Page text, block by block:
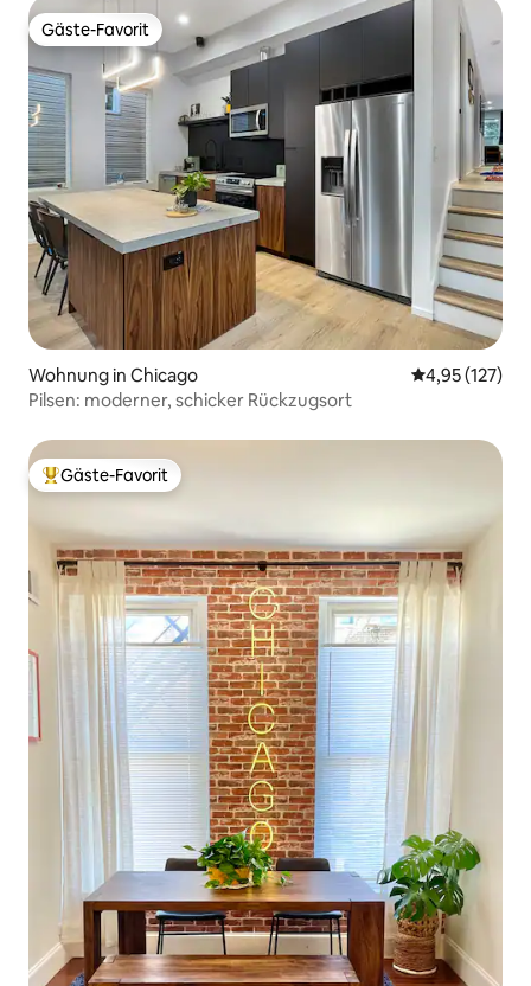
Gäste-Favorit
Gäste-Favorit
Wohnung in Chicago
4,95 (127)
Pilsen: moderner, schicker Rückzugsort
Beliebter Gäste-Favorit.
Gäste-Favorit